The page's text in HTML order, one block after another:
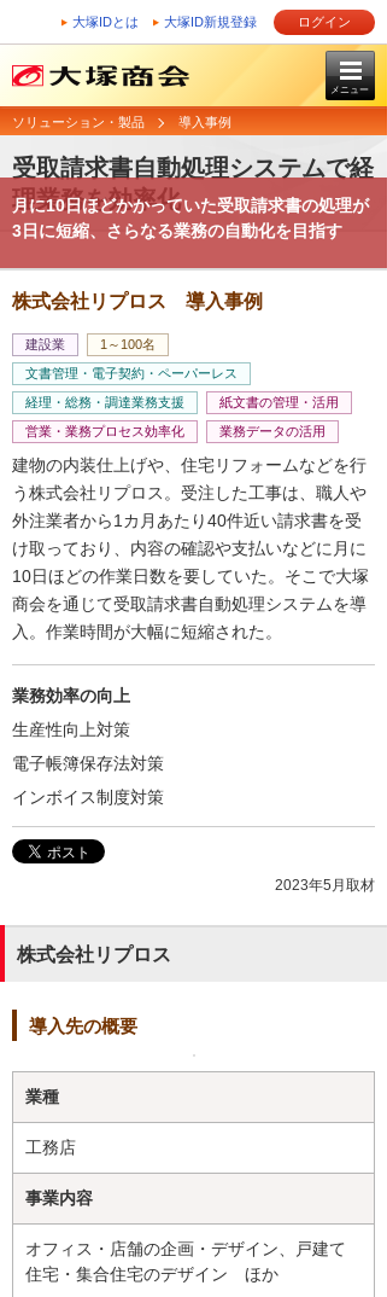
大塚IDとは 大塚ID新規登録 ログイン
メニュー
ソリューション・製品 導入事例
受取請求書自動処理システムで経
理業務を効率化
月に10日ほどかかっていた受取請求書の処理が
3日に短縮、さらなる業務の自動化を目指す
株式会社リプロス 導入事例
建設業
1～100名
文書管理・電子契約・ペーパーレス
経理・総務・調達業務支援
紙文書の管理・活用
営業・業務プロセス効率化
業務データの活用
建物の内装仕上げや、住宅リフォームなどを行
う株式会社リプロス。受注した工事は、職人や
外注業者から1カ月あたり40件近い請求書を受
け取っており、内容の確認や支払いなどに月に
10日ほどの作業日数を要していた。そこで大塚
商会を通じて受取請求書自動処理システムを導
入。作業時間が大幅に短縮された。
業務効率の向上
生産性向上対策
電子帳簿保存法対策
インボイス制度対策
2023年5月取材
株式会社リプロス
導入先の概要
業種
工務店
事業内容
オフィス・店舗の企画・デザイン、戸建て
住宅・集合住宅のデザイン ほか